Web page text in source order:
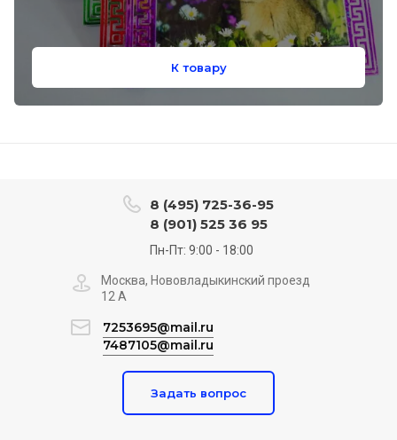
К товару
8 (495) 725-36-95
8 (901) 525 36 95
Пн-Пт: 9:00 - 18:00
Москва, Нововладыкинский проезд
12 А
7253695@mail.ru
7487105@mail.ru
Задать вопрос